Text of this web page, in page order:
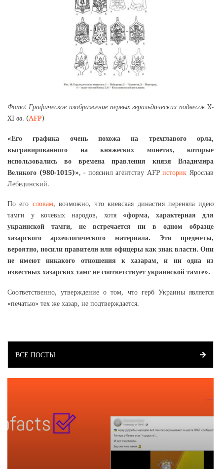
Фото: Графическое изображение первых геральдических подвесок X-
XI вв. (AFP)
«Его графика очень похожа на трехглавого орла,
выгравированного на княжеских монетах, которые
использовались во времена правления князя Владимира
Великого (980-1015)», - пояснил агентству AFPисторик Ярослав
Лебединский.
По его словам, возможно, что киевская династия переняла идею
тамги у кочевых народов, хотя «форма, характерная для
украинской тамги, не встречается ни в одном образце
хазарского археологического материала. Эти предметы,
вероятно, носили правители или офицеры как знак власти. Они
не имеют никакого отношения к хазарам, и ни одна из
известных хазарских тамг не соответствует украинской тамге».
Соответственно, утверждение о том, что герб Украины является
«печатью» тех же хазар, не подтверждается.
ВСЕ ПОСТЫ